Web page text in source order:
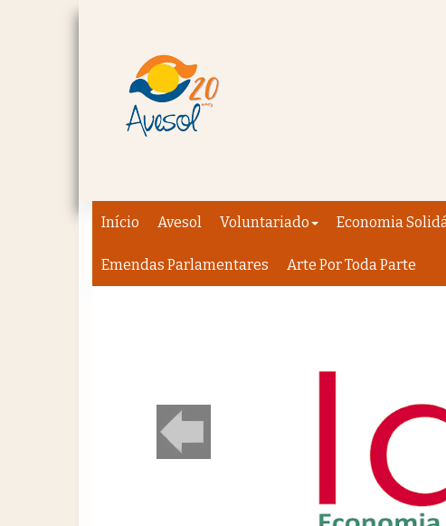
Início Avesol Voluntariado Economia
Emendas Parlamentares Arte Por Toda Parte